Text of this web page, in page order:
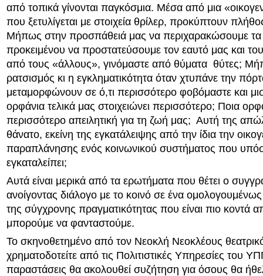
από τοπικά γίνονται παγκόσμια. Μέσα από μια
που ξετυλίγεται με στοιχεία θρίλερ, προκύπτουν
Μήπως στην προσπάθειά μας να περιχαρακώσουμε τα
προκειμένου να προστατεύσουμε τον εαυτό μας και
από τους «άλλους», γινόμαστε από θύματα θύτες;
ρατσισμός κι η εγκληματικότητα όταν χτυπάνε την
μεταμορφώνουν σε ό,τι περισσότερο φοβόμαστε και
ορφάνια τελικά μας στοιχειώνει περισσότερο; Ποια
περισσότερο απειλητική για τη ζωή μας; Αυτή της
θάνατο, εκείνη της εγκατάλειψης από την ίδια την
παραπλάνησης ενός κοινωνικού συστήματος που
εγκαταλείπει;
Αυτά είναι μερικά από τα ερωτήματα που θέτει ο
ανοίγοντας διάλογο με το κοινό σε ένα
της σύγχρονης πραγματικότητας που είναι πιο κοντά
μπορούμε να φανταστούμε.
Το σκηνοθετημένο από τον Νεοκλή Νεοκλέους
χρηματοδοτείτε από τις Πολιτιστικές Υπηρεσίες του
παραστάσεις θα ακολουθεί συζήτηση για όσους θα